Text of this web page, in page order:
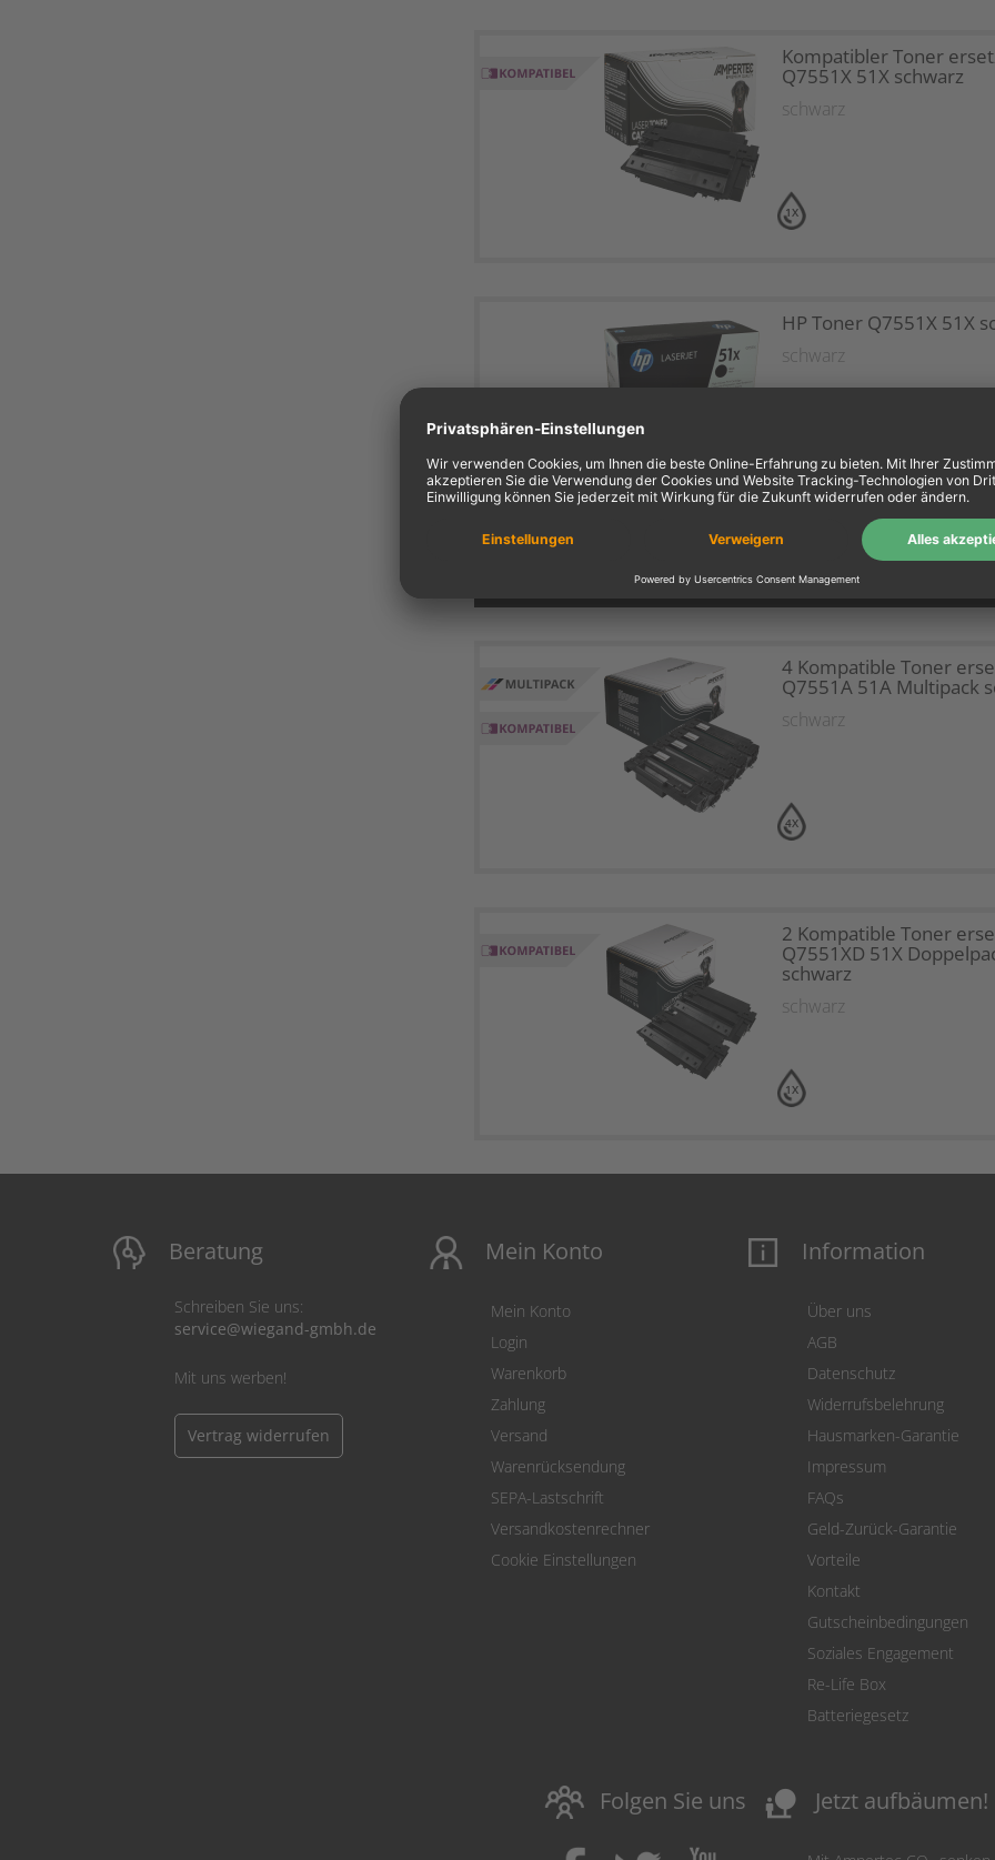
1X
Kompatibler Toner
Q7551X 51X schwarz
schwarz
1X
HP Toner Q7551X 51X
schwarz
BIS ZU 31% SPAREN?
4X
4 Kompatible Toner
Q7551A 51A Multipack
schwarz
1X
2 Kompatible Toner
Q7551XD 51X
schwarz
schwarz
Beratung
Schreiben Sie uns:
service@wiegand-gmbh.de
Mit uns werben!
Vertrag widerrufen
Mein Konto
Mein Konto
Login
Warenkorb
Zahlung
Versand
Warenrücksendung
SEPA-Lastschrift
Versandkostenrechner
Cookie Einstellungen
Information
Über uns
AGB
Datenschutz
Widerrufsbelehrung
Hausmarken-Garantie
Impressum
FAQs
Geld-Zurück-Garantie
Vorteile
Kontakt
Gutscheinbedingungen
Soziales Engagement
Re-Life Box
Batteriegesetz
Folgen Sie uns nature_people Jetzt aufbäumen!